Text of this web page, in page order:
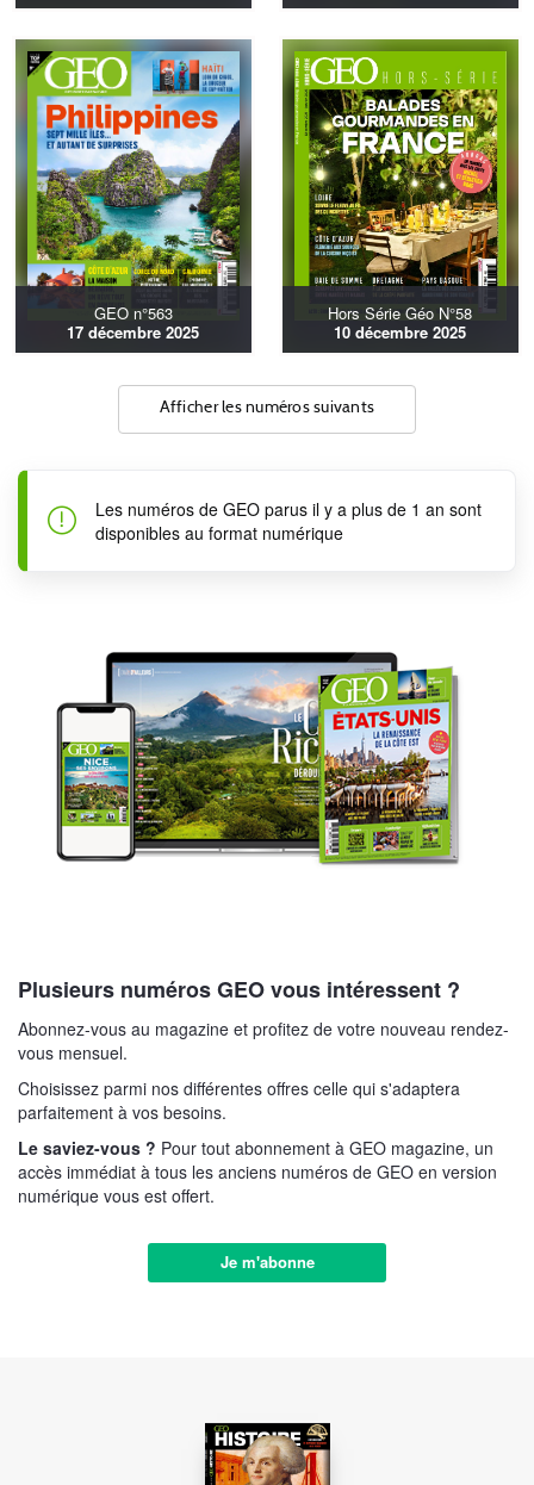
GEO n°563
17 décembre 2025
Hors Série Géo N°58
10 décembre 2025
Afficher les numéros suivants
Les numéros de GEO parus il y a plus de 1 an sont
disponibles au format numérique
Plusieurs numéros GEO vous intéressent ?
Abonnez-vous au magazine et profitez de votre nouveau rendez-
vous mensuel.
Choisissez parmi nos différentes offres celle qui s'adaptera
parfaitement à vos besoins.
Le saviez-vous ? Pour tout abonnement à GEO magazine, un
accès immédiat à tous les anciens numéros de GEO en version
numérique vous est offert.
Je m'abonne